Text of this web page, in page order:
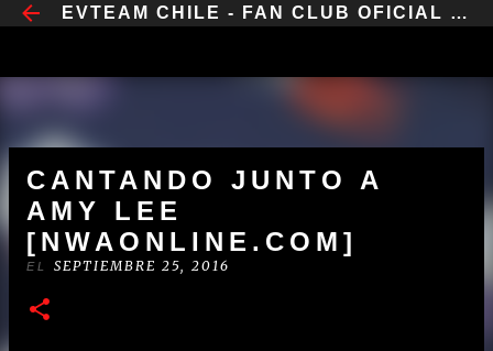
IR AL CONTENIDO PRINCIPAL
​EVTEAM CHILE - FAN CLUB OFICIAL CHILE
CANTANDO JUNTO A
AMY LEE
[NWAONLINE.COM]
EL SEPTIEMBRE 25, 2016